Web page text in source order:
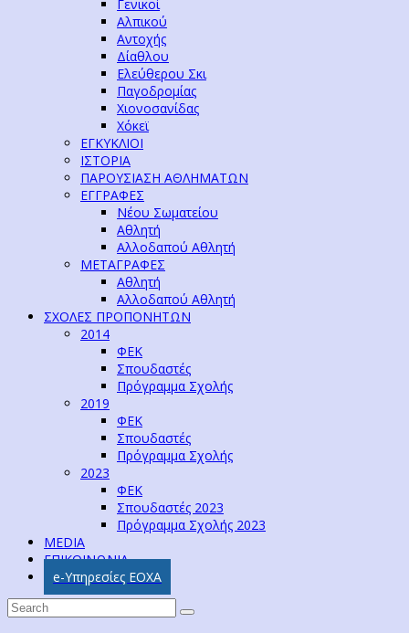
Γενικοί
Αλπικού
Αντοχής
Δίαθλου
Ελεύθερου Σκι
Παγοδρομίας
Χιονοσανίδας
Χόκεϊ
ΕΓΚΥΚΛΙΟΙ
ΙΣΤΟΡΙΑ
ΠΑΡΟΥΣΙΑΣΗ ΑΘΛΗΜΑΤΩΝ
ΕΓΓΡΑΦΕΣ
Νέου Σωματείου
Αθλητή
Αλλοδαπού Αθλητή
ΜΕΤΑΓΡΑΦΕΣ
Αθλητή
Αλλοδαπού Αθλητή
ΣΧΟΛΕΣ ΠΡΟΠΟΝΗΤΩΝ
2014
ΦΕΚ
Σπουδαστές
Πρόγραμμα Σχολής
2019
ΦΕΚ
Σπουδαστές
Πρόγραμμα Σχολής
2023
ΦΕΚ
Σπουδαστές 2023
Πρόγραμμα Σχολής 2023
MEDIA
ΕΠΙΚΟΙΝΩΝΙΑ
e-Υπηρεσίες ΕΟΧΑ